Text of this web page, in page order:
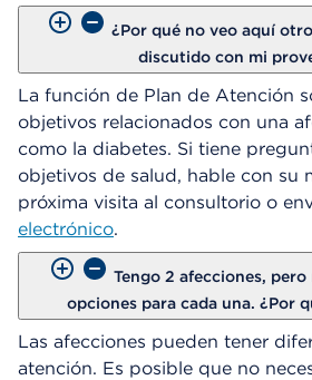
i
á
l
o
g
o
¿Por qué no veo aquí
discutido con mi
La función de Plan de Atención
objetivos relacionados con una
como la diabetes. Si tiene
objetivos de salud, hable con su
próxima visita al consultorio o
electrónico.
Tengo 2 afecciones, pero
opciones para cada una. ¿Por
Las afecciones pueden tener
atención. Es posible que no